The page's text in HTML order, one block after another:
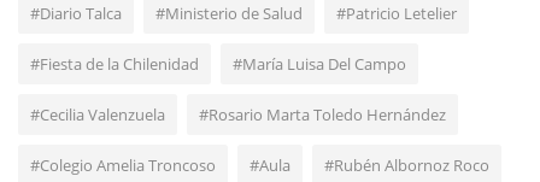
#Diario Talca #Ministerio de Salud #Patricio Letelier
#Fiesta de la Chilenidad #María Luisa Del Campo
#Cecilia Valenzuela #Rosario Marta Toledo Hernández
#Colegio Amelia Troncoso #Aula #Rubén Albornoz Roco